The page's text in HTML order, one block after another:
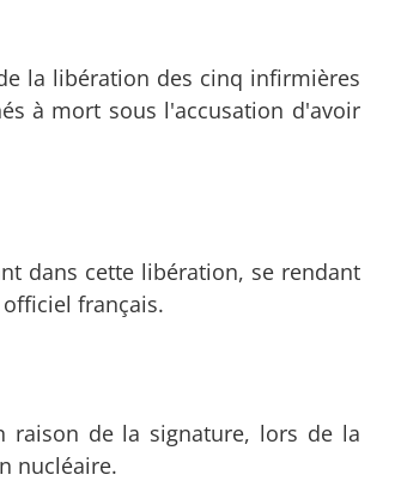
la libération des cinq infirmières
à mort sous l'accusation d'avoir
dans cette libération, se rendant
français.
raison de la signature, lors de la
nucléaire.